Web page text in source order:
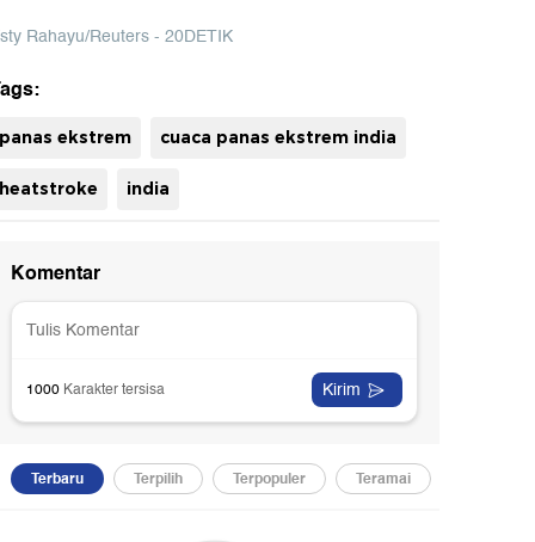
Rahayu/Reuters - 20DETIK
panas ekstrem cuaca panas ekstrem india
heatstroke india